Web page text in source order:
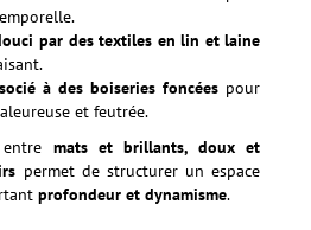
par des textiles en lin et laine
à des boiseries foncées pour
et feutrée.
mats et brillants, doux et
permet de structurer un espace
profondeur et dynamisme.